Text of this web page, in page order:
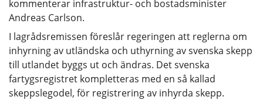
kommenterar infrastruktur- och bostadsminister
Andreas Carlson.
I lagrådsremissen föreslår regeringen att reglerna om
inhyrning av utländska och uthyrning av svenska skepp
till utlandet byggs ut och ändras. Det svenska
fartygsregistret kompletteras med en så kallad
skeppslegodel, för registrering av inhyrda skepp.